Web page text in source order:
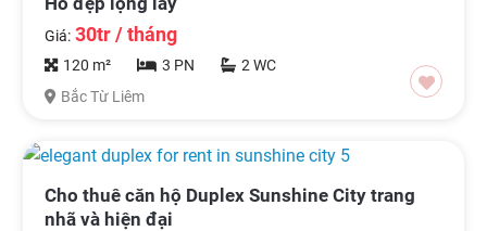
Giá:30tr / tháng
120 m² 3 PN
2 WC
Bắc Từ Liêm
Cho thuê căn hộ Duplex Sunshine City trang
nhã và hiện đại